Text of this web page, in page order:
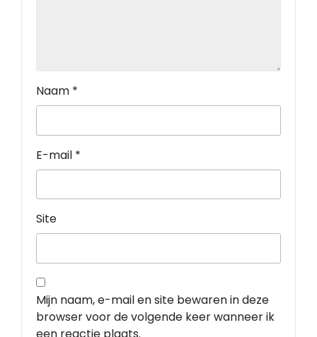
Naam *
E-mail *
Site
Mijn naam, e-mail en site bewaren in deze
browser voor de volgende keer wanneer ik
een reactie plaats.